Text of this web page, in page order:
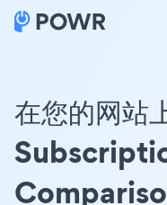
在您的网站